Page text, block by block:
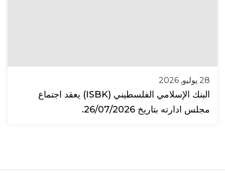
28 يوليو, 2026
البنك الإسلامي الفلسطيني (ISBK) يعقد اجتماع
مجلس ادارته بتاريخ 26/07/2026.